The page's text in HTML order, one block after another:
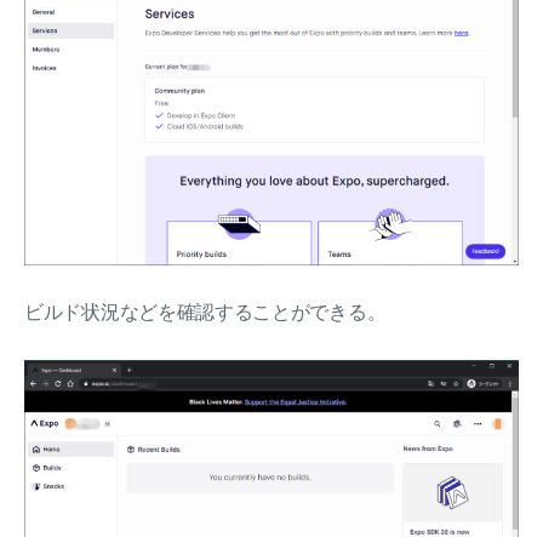
ビルド状況などを確認することができる。